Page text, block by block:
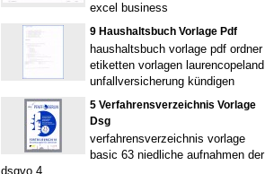
excel business
9 Haushaltsbuch Vorlage Pdf
haushaltsbuch vorlage pdf ordner
etiketten vorlagen laurencopeland
unfallversicherung kündigen
5 Verfahrensverzeichnis Vorlage
Dsg
verfahrensverzeichnis vorlage
basic 63 niedliche aufnahmen der
dsgvo 4